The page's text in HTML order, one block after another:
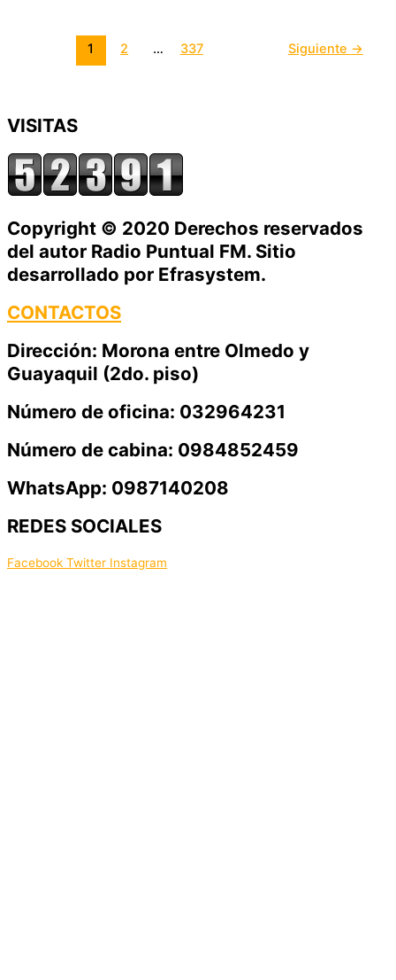
1 2 … 337 Siguiente →
VISITAS
Copyright © 2020 Derechos reservados
del autor Radio Puntual FM. Sitio
desarrollado por Efrasystem.​
CONTACTOS
Dirección: Morona entre Olmedo y
Guayaquil (2do. piso)
Número de oficina: 032964231
Número de cabina: 0984852459
WhatsApp: 0987140208
REDES SOCIALES
Facebook Twitter Instagram